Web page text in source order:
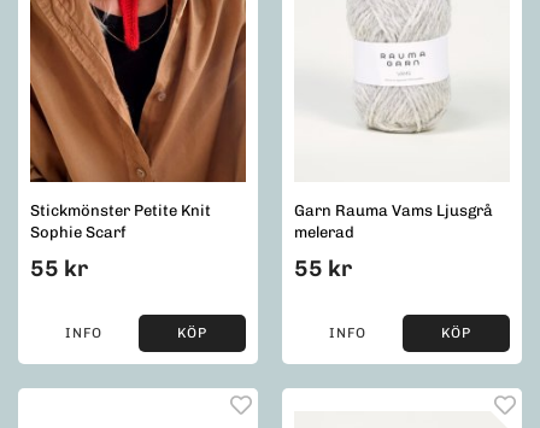
Stickmönster Petite Knit
Sophie Scarf
55 kr
INFO KÖP
Garn Rauma Vams Ljusgrå
melerad
55 kr
INFO KÖP